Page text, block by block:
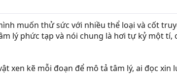
muốn thử sức với nhiều thể loại và cốt
lý phức tạp và nói chung là hơi tự kỷ một
xen kẽ mỗi đoạn để mô tả tâm lý, ai đọc xin